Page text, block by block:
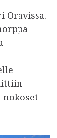
Oravissa.